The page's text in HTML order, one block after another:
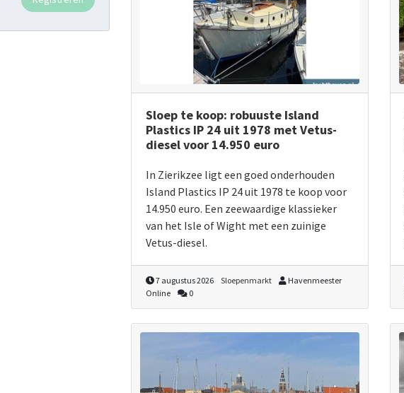
Sloep te koop: robuuste Island
Plastics IP 24 uit 1978 met Vetus-
diesel voor 14.950 euro
In Zierikzee ligt een goed onderhouden
Island Plastics IP 24 uit 1978 te koop voor
14.950 euro. Een zeewaardige klassieker
van het Isle of Wight met een zuinige
Vetus-diesel.
7 augustus 2026 Sloepenmarkt
Havenmeester
Online
0